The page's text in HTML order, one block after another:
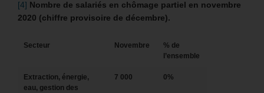
[4] Nombre de salariés en chômage partiel en novembre
2020 (chiffre provisoire de décembre).
Secteur Novembre
% de
l’ensemble
Extraction, énergie,
eau, gestion des
7 000 0%